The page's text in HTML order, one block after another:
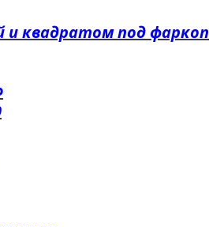
и квадратом под фаркоп